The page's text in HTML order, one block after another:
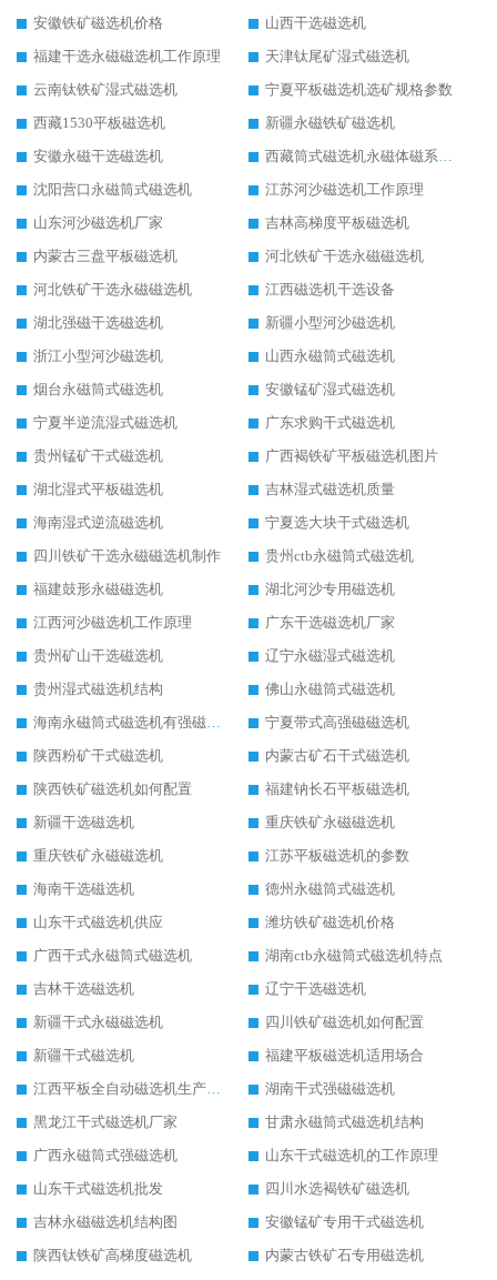
安徽铁矿磁选机价格
山西干选磁选机
福建干选永磁磁选机工作原理
天津钛尾矿湿式磁选机
云南钛铁矿湿式磁选机
宁夏平板磁选机选矿规格参数
西藏1530平板磁选机
新疆永磁铁矿磁选机
安徽永磁干选磁选机
西藏筒式磁选机永磁体磁系设计
沈阳营口永磁筒式磁选机
江苏河沙磁选机工作原理
山东河沙磁选机厂家
吉林高梯度平板磁选机
内蒙古三盘平板磁选机
河北铁矿干选永磁磁选机
河北铁矿干选永磁磁选机
江西磁选机干选设备
湖北强磁干选磁选机
新疆小型河沙磁选机
浙江小型河沙磁选机
山西永磁筒式磁选机
烟台永磁筒式磁选机
安徽锰矿湿式磁选机
宁夏半逆流湿式磁选机
广东求购干式磁选机
贵州锰矿干式磁选机
广西褐铁矿平板磁选机图片
湖北湿式平板磁选机
吉林湿式磁选机质量
海南湿式逆流磁选机
宁夏选大块干式磁选机
四川铁矿干选永磁磁选机制作
贵州ctb永磁筒式磁选机
福建鼓形永磁磁选机
湖北河沙专用磁选机
江西河沙磁选机工作原理
广东干选磁选机厂家
贵州矿山干选磁选机
辽宁永磁湿式磁选机
贵州湿式磁选机结构
佛山永磁筒式磁选机
海南永磁筒式磁选机有强磁的吗
宁夏带式高强磁磁选机
陕西粉矿干式磁选机
内蒙古矿石干式磁选机
陕西铁矿磁选机如何配置
福建钠长石平板磁选机
新疆干选磁选机
重庆铁矿永磁磁选机
重庆铁矿永磁磁选机
江苏平板磁选机的参数
海南干选磁选机
德州永磁筒式磁选机
山东干式磁选机供应
潍坊铁矿磁选机价格
广西干式永磁筒式磁选机
湖南ctb永磁筒式磁选机特点
吉林干选磁选机
辽宁干选磁选机
新疆干式永磁磁选机
四川铁矿磁选机如何配置
新疆干式磁选机
福建平板磁选机适用场合
江西平板全自动磁选机生产厂家
湖南干式强磁磁选机
黑龙江干式磁选机厂家
甘肃永磁筒式磁选机结构
广西永磁筒式强磁选机
山东干式磁选机的工作原理
山东干式磁选机批发
四川水选褐铁矿磁选机
吉林永磁磁选机结构图
安徽锰矿专用干式磁选机
陕西钛铁矿高梯度磁选机
内蒙古铁矿石专用磁选机